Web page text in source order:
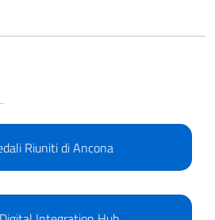
Riuniti di Ancona